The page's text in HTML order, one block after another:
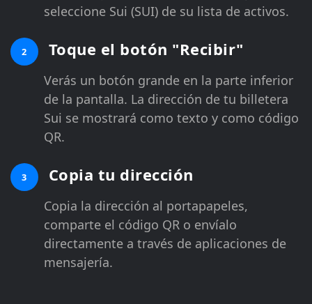
seleccione Sui (SUI) de su lista de activos.
2 Toque el botón "Recibir"
Verás un botón grande en la parte inferior
de la pantalla. La dirección de tu billetera
Sui se mostrará como texto y como código
QR.
3 Copia tu dirección
Copia la dirección al portapapeles,
comparte el código QR o envíalo
directamente a través de aplicaciones de
mensajería.